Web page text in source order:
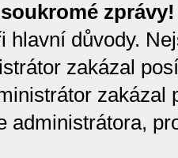
zprávy!
hlavní důvody.
zakázal
zakázal
administrátora,